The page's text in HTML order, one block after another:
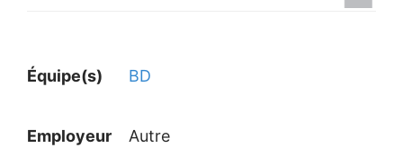
Équipe(s) BD
Employeur Autre